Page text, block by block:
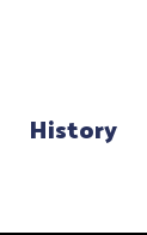
History